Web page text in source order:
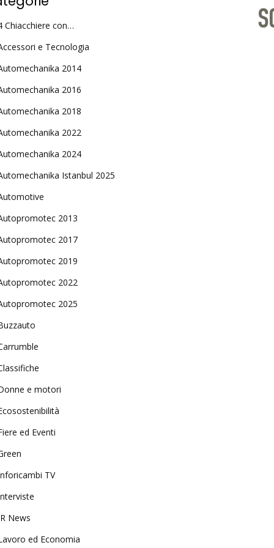
Chiacchiere con…
e Tecnologia
2014
2016
2018
2022
2024
Istanbul 2025
2013
2017
2019
2022
2025
e motori
ed Eventi
TV
News
ed Economia